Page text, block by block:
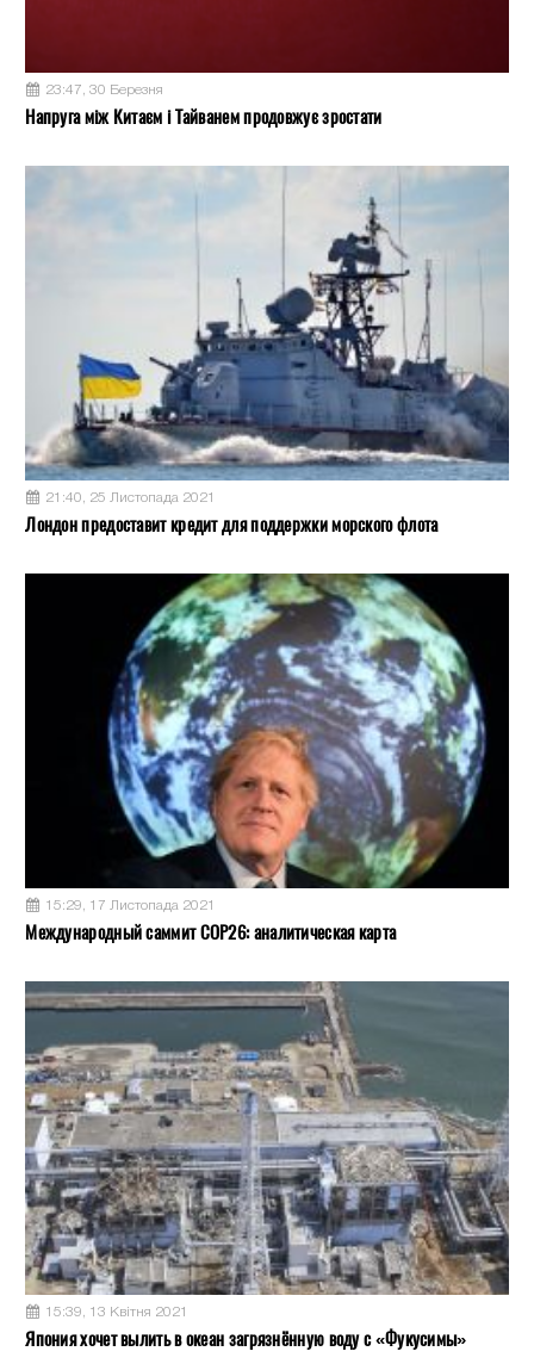
23:47, 30 Березня
Напруга між Китаєм і Тайванем продовжує зростати
21:40, 25 Листопада 2021
Лондон предоставит кредит для поддержки морского флота
15:29, 17 Листопада 2021
Международный саммит COP26: аналитическая карта
15:39, 13 Квітня 2021
Япония хочет вылить в океан загрязнённую воду с «Фукусимы»